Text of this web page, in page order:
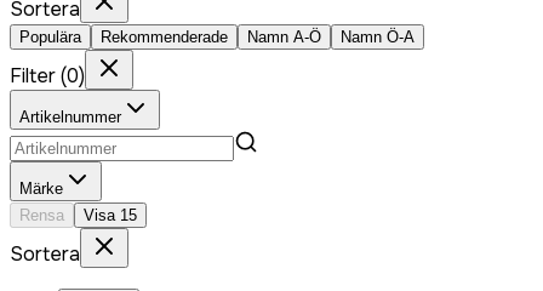
Sortera
Populära Rekommenderade Namn A-Ö Namn Ö-A
Filter(0)
Artikelnummer
Märke
Rensa
Visa 15
Sortera